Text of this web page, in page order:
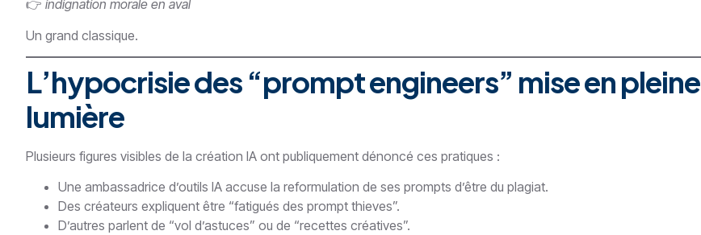
👉 indignation morale en aval
Un grand classique.
L’hypocrisie des “prompt engineers” mise en pleine
lumière
Plusieurs figures visibles de la création IA ont publiquement dénoncé ces pratiques :
Une ambassadrice d’outils IA accuse la reformulation de ses prompts d’être du plagiat.
Des créateurs expliquent être “fatigués des prompt thieves”.
D’autres parlent de “vol d’astuces” ou de “recettes créatives”.